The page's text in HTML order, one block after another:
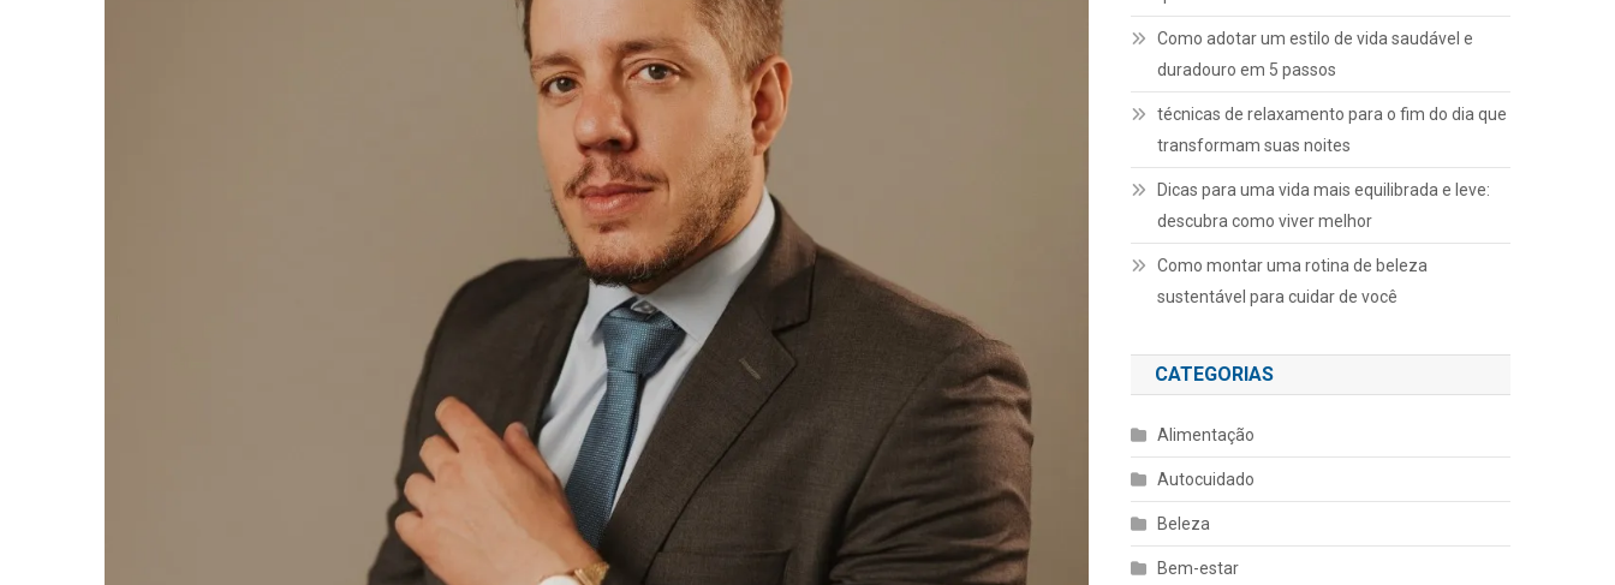
Como adotar um estilo de vida saudável e
duradouro em 5 passos
técnicas de relaxamento para o fim do dia que
transformam suas noites
Dicas para uma vida mais equilibrada e leve:
descubra como viver melhor
Como montar uma rotina de beleza
sustentável para cuidar de você
CATEGORIAS
Alimentação
Autocuidado
Beleza
Bem-estar